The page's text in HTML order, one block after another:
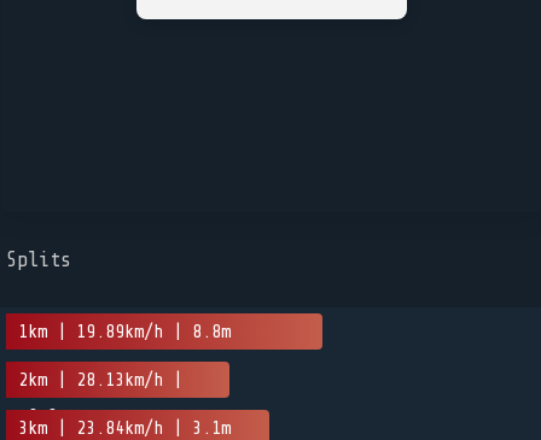
Splits
1km | 19.89km/h | 8.8m
2km | 28.13km/h |
-9.9m
3km | 23.84km/h | 3.1m